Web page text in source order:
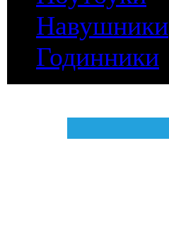
Навушники
Годинники